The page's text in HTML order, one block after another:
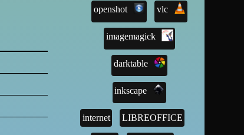
openshot vlc
imagemagick
darktable
inkscape
internet LIBREOFFICE